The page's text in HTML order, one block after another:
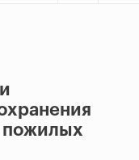
пожилых